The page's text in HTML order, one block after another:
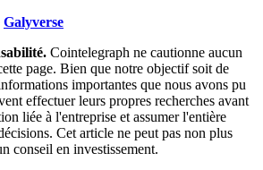
Galyverse
Cointelegraph ne cautionne aucun
page. Bien que notre objectif soit de
importantes que nous avons pu
effectuer leurs propres recherches avant
liée à l'entreprise et assumer l'entière
Cet article ne peut pas non plus
conseil en investissement.